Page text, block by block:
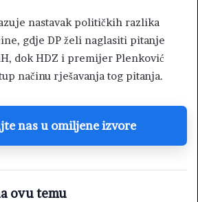
nastavak političkih razlika
gdje DP želi naglasiti pitanje
dok HDZ i premijer Plenković
načinu rješavanja tog pitanja.
nas u omiljene izvore
ovu temu